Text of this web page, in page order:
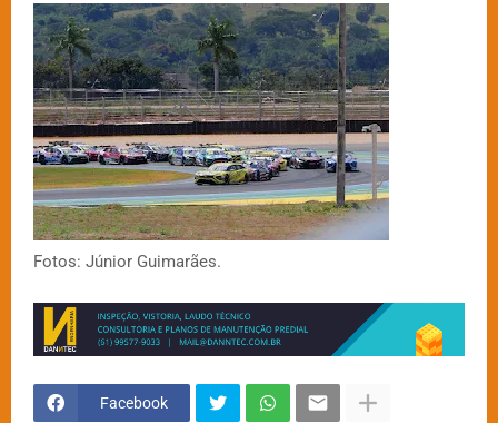
Fotos: Júnior Guimarães.
Facebook